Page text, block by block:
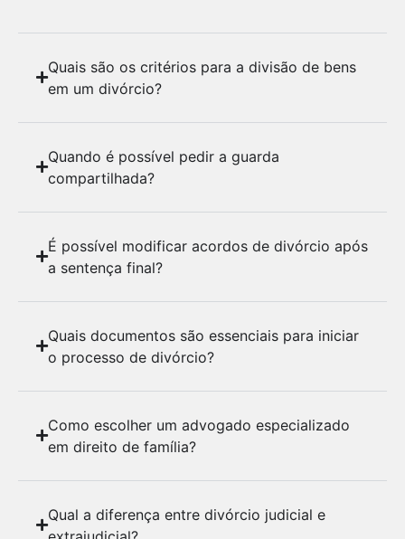
Quais são os critérios para a divisão de bens
em um divórcio?
Quando é possível pedir a guarda
compartilhada?
É possível modificar acordos de divórcio após
a sentença final?
Quais documentos são essenciais para iniciar
o processo de divórcio?
Como escolher um advogado especializado
em direito de família?
Qual a diferença entre divórcio judicial e